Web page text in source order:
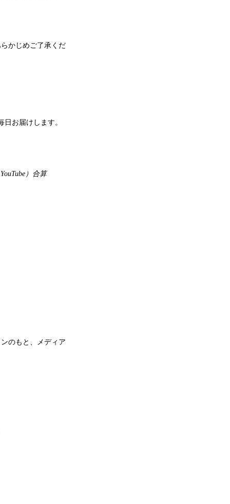
かじめご了承くだ
お届けします。
）合算
のもと、メディア